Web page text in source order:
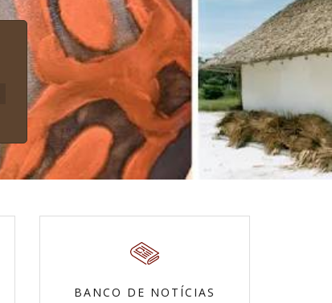
BANCO DE NOTÍCIAS